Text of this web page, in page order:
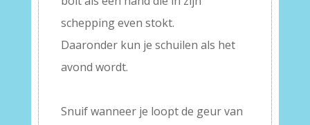
schepping even stokt.
Daaronder kun je schuilen als het
avond wordt.
Snuif wanneer je loopt de geur van